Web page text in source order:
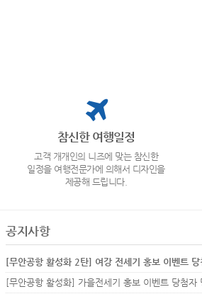
참신한 여행일정
고객 개개인의 니즈에 맞는 참신한
일정을 여행전문가에 의해서 디자인을
제공해 드립니다.
공지사항
[무안공항 활성화 2탄] 여강 전세기 홍보 이벤트 당
[무안공항 활성화] 가을전세기 홍보 이벤트 당첨자